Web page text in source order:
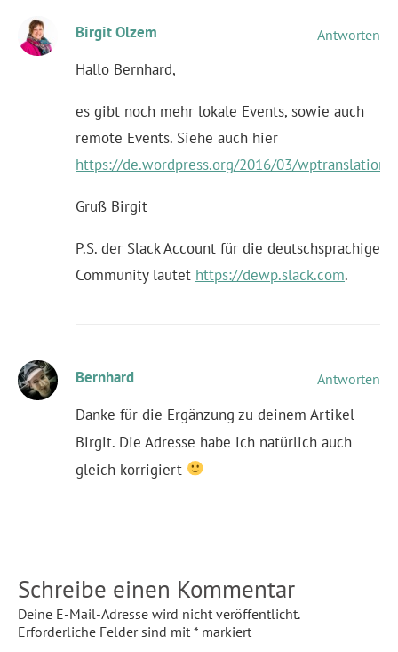
Birgit Olzem Antworten
Hallo Bernhard,
es gibt noch mehr lokale Events, sowie auch
remote Events. Siehe auch hier
https://de.wordpress.org/2016/03/
Gruß Birgit
P.S. der Slack Account für die deutschsprachige
Community lautet https://dewp.slack.com.
Bernhard Antworten
Danke für die Ergänzung zu deinem Artikel
Birgit. Die Adresse habe ich natürlich auch
gleich korrigiert
Schreibe einen Kommentar
Deine E-Mail-Adresse wird nicht veröffentlicht.
Erforderliche Felder sind mit * markiert